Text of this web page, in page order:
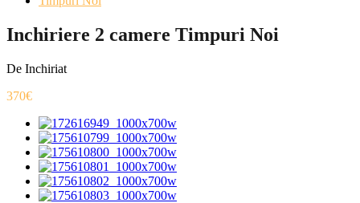
Inchiriere 2 camere Timpuri Noi
De Inchiriat
370€